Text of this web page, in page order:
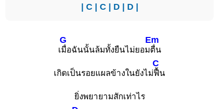
| C| C| D| D|
เ
G
มื่อฉันนั้นล้มทั้งยืนไม่ยอม
Em
ตื่น
เกิดเป็นรอยแผลข้างในยังไม่
C
ฟื้น
ยิ่งพยายามสักเท่าไร